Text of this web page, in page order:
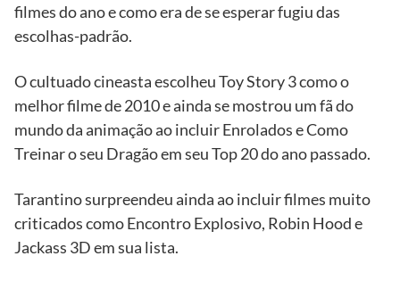
filmes do ano e como era de se esperar fugiu das
escolhas-padrão.
O cultuado cineasta escolheu Toy Story 3 como o
melhor filme de 2010 e ainda se mostrou um fã do
mundo da animação ao incluir Enrolados e Como
Treinar o seu Dragão em seu Top 20 do ano passado.
Tarantino surpreendeu ainda ao incluir filmes muito
criticados como Encontro Explosivo, Robin Hood e
Jackass 3D em sua lista.